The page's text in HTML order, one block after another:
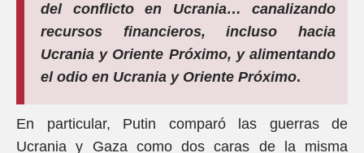
del conflicto en Ucrania… canalizando
recursos financieros, incluso hacia
Ucrania y Oriente Próximo, y alimentando
el odio en Ucrania y Oriente Próximo.
En particular, Putin comparó las guerras de
Ucrania y Gaza como dos caras de la misma